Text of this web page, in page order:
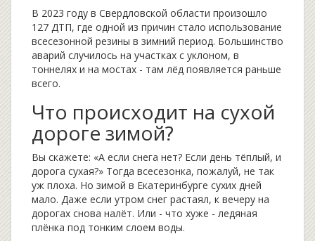
В 2023 году в Свердловской области произошло
127 ДТП, где одной из причин стало использование
всесезонной резины в зимний период. Большинство
аварий случилось на участках с уклоном, в
тоннелях и на мостах - там лёд появляется раньше
всего.
Что происходит на сухой
дороге зимой?
Вы скажете: «А если снега нет? Если день тёплый, и
дорога сухая?» Тогда всесезонка, пожалуй, не так
уж плоха. Но зимой в Екатеринбурге сухих дней
мало. Даже если утром снег растаял, к вечеру на
дорогах снова налёт. Или - что хуже - ледяная
плёнка под тонким слоем воды.